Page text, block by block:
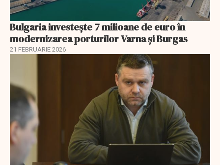
Bulgaria investește 7 milioane de euro în
modernizarea porturilor Varna și Burgas
21 FEBRUARIE 2026